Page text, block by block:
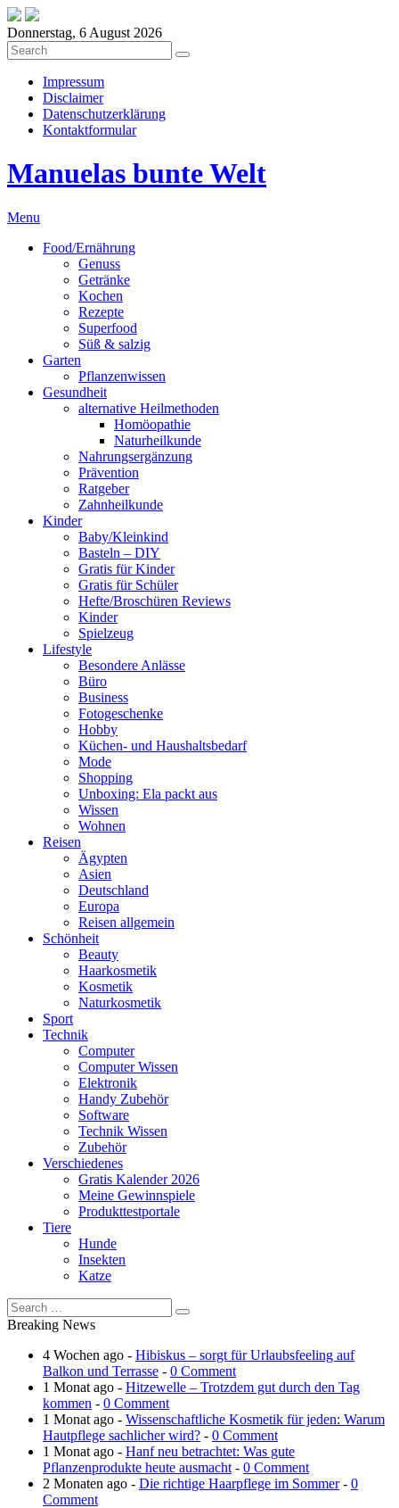
Donnerstag, 6 August 2026
Impressum
Disclaimer
Datenschutzerklärung
Kontaktformular
Manuelas bunte Welt
Menu
Food/Ernährung
Genuss
Getränke
Kochen
Rezepte
Superfood
Süß & salzig
Garten
Pflanzenwissen
Gesundheit
alternative Heilmethoden
Homöopathie
Naturheilkunde
Nahrungsergänzung
Prävention
Ratgeber
Zahnheilkunde
Kinder
Baby/Kleinkind
Basteln – DIY
Gratis für Kinder
Gratis für Schüler
Hefte/Broschüren Reviews
Kinder
Spielzeug
Lifestyle
Besondere Anlässe
Büro
Business
Fotogeschenke
Hobby
Küchen- und Haushaltsbedarf
Mode
Shopping
Unboxing: Ela packt aus
Wissen
Wohnen
Reisen
Ägypten
Asien
Deutschland
Europa
Reisen allgemein
Schönheit
Beauty
Haarkosmetik
Kosmetik
Naturkosmetik
Sport
Technik
Computer
Computer Wissen
Elektronik
Handy Zubehör
Software
Technik Wissen
Zubehör
Verschiedenes
Gratis Kalender 2026
Meine Gewinnspiele
Produkttestportale
Tiere
Hunde
Insekten
Katze
Breaking News
4 Wochen ago - Hibiskus – sorgt für Urlaubsfeeling auf
Balkon und Terrasse - 0 Comment
1 Monat ago - Hitzewelle – Trotzdem gut durch den Tag
kommen - 0 Comment
1 Monat ago - Wissenschaftliche Kosmetik für jeden: Warum
Hautpflege sachlicher wird? - 0 Comment
1 Monat ago - Hanf neu betrachtet: Was gute
Pflanzenprodukte heute ausmacht - 0 Comment
2 Monaten ago - Die richtige Haarpflege im Sommer- 0
Comment